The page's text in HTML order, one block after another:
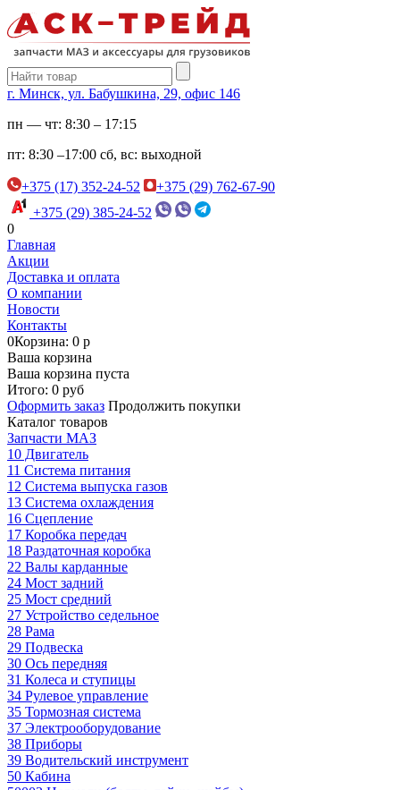
г. Минск, ул. Бабушкина, 29, офис 146
пн — чт: 8:30 – 17:15
пт: 8:30 –17:00 сб, вс: выходной
+375 (17) 352-24-52
+375 (29) 762-67-90
+375 (29) 385-24-52
0
Главная
Акции
Доставка и оплата
О компании
Новости
Контакты
0Корзина: 0 р
Ваша корзина
Ваша корзина пуста
Итого: 0 руб
Оформить заказ Продолжить покупки
Каталог товаров
Запчасти МАЗ
10 Двигатель
11 Система питания
12 Система выпуска газов
13 Система охлаждения
16 Сцепление
17 Коробка передач
18 Раздаточная коробка
22 Валы карданные
24 Мост задний
25 Мост средний
27 Устройство седельное
28 Рама
29 Подвеска
30 Ось передняя
31 Колеса и ступицы
34 Рулевое управление
35 Тормозная система
37 Электрооборудование
38 Приборы
39 Водительский инструмент
50 Кабина